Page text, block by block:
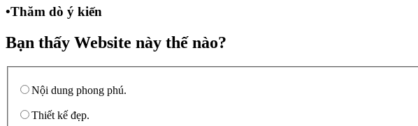
•Thăm dò ý kiến
Bạn thấy Website này thế nào?
Nội dung phong phú.
Thiết kế đẹp.